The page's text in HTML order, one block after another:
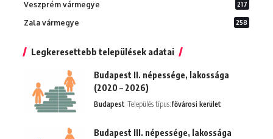
Veszprém vármegye 217
Zala vármegye 258
Legkeresettebb települések adatai
Budapest II. népessége, lakossága
(2020 – 2026)
Budapest Település típus:fővárosi kerület
Budapest III. népessége, lakossága